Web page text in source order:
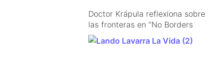
Doctor Krápula reflexiona sobre
las fronteras en “No Borders